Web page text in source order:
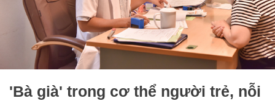
'Bà già' trong cơ thể người trẻ, nỗi